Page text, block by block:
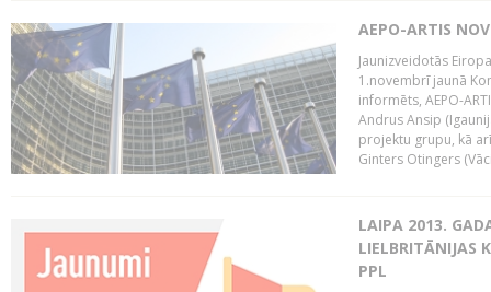
AEPO-ARTIS
Jaunizveidotās
1.novembrī jaunā
informēts, AEPO-
Andrus Ansip
projektu grupu, kā
Ginters Otingers
LAIPA 2013.
LIELBRITĀNIJAS
PPL